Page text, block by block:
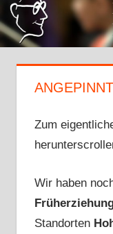
ANGEPINNT
Zum
Wir haben
Standorten